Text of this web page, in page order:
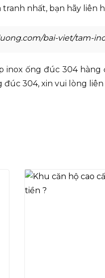
nhất, bạn hãy liên
bai-viet/tam-
ống đúc 304 hàng
đúc 304, xin vui lòng liên